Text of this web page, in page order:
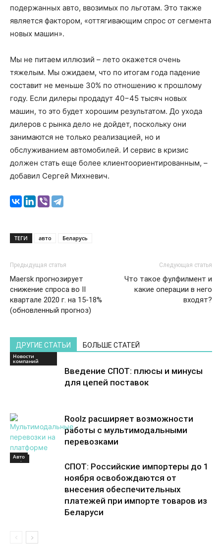
подержанных авто, ввозимых по льготам. Это также
является фактором, «оттягивающим спрос от сегмента
новых машин».
Мы не питаем иллюзий – лето окажется очень
тяжелым. Мы ожидаем, что по итогам года падение
составит не меньше 30% по отношению к прошлому
году. Если дилеры продадут 40−45 тысяч новых
машин, то это будет хорошим результатом. До ухода
дилеров с рынка дело не дойдет, поскольку они
занимаются не только реализацией, но и
обслуживанием автомобилей. И сервис в кризис
должен стать еще более клиентоориентированным, –
добавил Сергей Михневич.
ТЕГИ авто Беларусь
Предыдущая статья
Maersk прогнозирует
снижение спроса во II
квартале 2020 г. на 15-18%
(обновленный прогноз)
Следующая статья
Что такое фулфилмент и
какие операции в него
входят?
ДРУГИЕ СТАТЬИ БОЛЬШЕ СТАТЕЙ
Новости
компаний
Введение СПОТ: плюсы и минусы
для цепей поставок
Море
Roolz расширяет возможности
работы с мультимодальными
перевозками
Авто
СПОТ: Российские импортеры до 1
ноября освобождаются от
внесения обеспечительных
платежей при импорте товаров из
Беларуси